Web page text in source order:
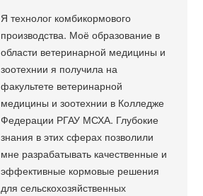
Я технолог комбикормового
производства. Моё образование в
области ветеринарной медицины и
зоотехнии я получила на
факультете ветеринарной
медицины и зоотехнии в Колледже
Федерации РГАУ МСХА. Глубокие
знания в этих сферах позволили
мне разрабатывать качественные и
эффективные кормовые решения
для сельскохозяйственных